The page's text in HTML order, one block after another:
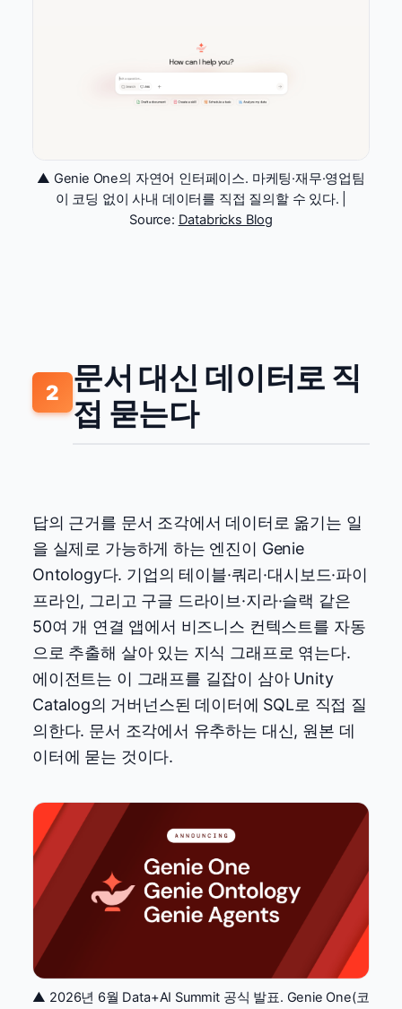
▲ Genie One의 자연어 인터페이스. 마케팅·재무·영업팀
이 코딩 없이 사내 데이터를 직접 질의할 수 있다. |
Source: Databricks Blog
2 문서 대신 데이터로 직
접 묻는다
답의 근거를 문서 조각에서 데이터로 옮기는 일
을 실제로 가능하게 하는 엔진이 Genie
Ontology다. 기업의 테이블·쿼리·대시보드·파이
프라인, 그리고 구글 드라이브·지라·슬랙 같은
50여 개 연결 앱에서 비즈니스 컨텍스트를 자동
으로 추출해 살아 있는 지식 그래프로 엮는다.
에이전트는 이 그래프를 길잡이 삼아 Unity
Catalog의 거버넌스된 데이터에 SQL로 직접 질
의한다. 문서 조각에서 유추하는 대신, 원본 데
이터에 묻는 것이다.
▲ 2026년 6월 Data+AI Summit 공식 발표. Genie One(코